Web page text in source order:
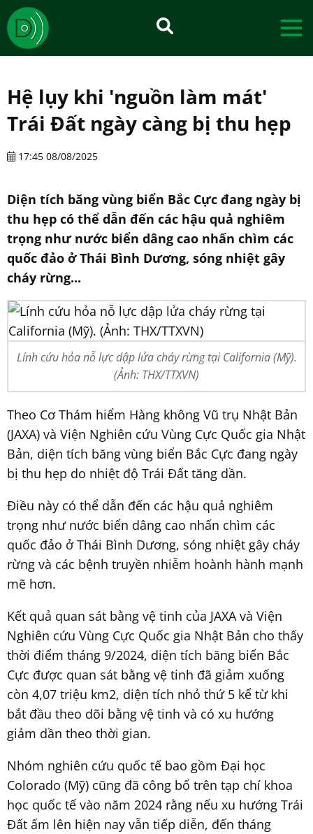
Hệ lụy khi 'nguồn làm mát'
Trái Đất ngày càng bị thu hẹp
17:45 08/08/2025
Diện tích băng vùng biển Bắc Cực đang ngày bị
thu hẹp có thể dẫn đến các hậu quả nghiêm
trọng như nước biển dâng cao nhấn chìm các
quốc đảo ở Thái Bình Dương, sóng nhiệt gây
cháy rừng...
Lính cứu hỏa nỗ lực dập lửa cháy rừng tại California (Mỹ).
(Ảnh: THX/TTXVN)
Theo Cơ Thám hiểm Hàng không Vũ trụ Nhật Bản
(JAXA) và Viện Nghiên cứu Vùng Cực Quốc gia Nhật
Bản, diện tích băng vùng biển Bắc Cực đang ngày
bị thu hẹp do nhiệt độ Trái Đất tăng dần.
Điều này có thể dẫn đến các hậu quả nghiêm
trọng như nước biển dâng cao nhấn chìm các
quốc đảo ở Thái Bình Dương, sóng nhiệt gây cháy
rừng và các bệnh truyền nhiễm hoành hành mạnh
mẽ hơn.
Kết quả quan sát bằng vệ tinh của JAXA và Viện
Nghiên cứu Vùng Cực Quốc gia Nhật Bản cho thấy
thời điểm tháng 9/2024, diện tích băng biển Bắc
Cực được quan sát bằng vệ tinh đã giảm xuống
còn 4,07 triệu km2, diện tích nhỏ thứ 5 kể từ khi
bắt đầu theo dõi bằng vệ tinh và có xu hướng
giảm dần theo thời gian.
Nhóm nghiên cứu quốc tế bao gồm Đại học
Colorado (Mỹ) cũng đã công bố trên tạp chí khoa
học quốc tế vào năm 2024 rằng nếu xu hướng Trái
Đất ấm lên hiện nay vẫn tiếp diễn, đến tháng